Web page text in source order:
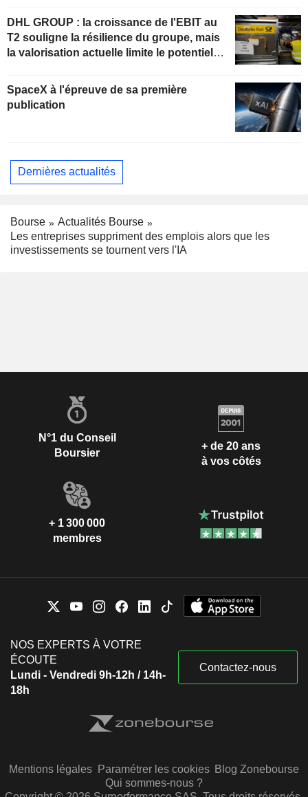
DHL GROUP : la croissance de l'EBIT au
T2 souligne la résilience du groupe, mais
la valorisation actuelle limite le potentiel
SpaceX à l'épreuve de sa première
publication
Dernières actualités
Bourse
Actualités Bourse
Les entreprises suppriment des emplois alors que les
investissements se tournent vers l'IA
N°1 du Conseil
Boursier
+ de 20 ans
à vos côtés
+ 1 300 000
membres
NOS EXPERTS À VOTRE
ÉCOUTE
Lundi - Vendredi 9h-12h / 14h-
18h
Contactez-nous
Mentions légales Paramétrer les cookies Blog Zonebourse
Qui sommes-nous ?